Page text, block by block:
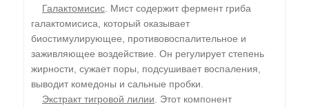
Галактомисис . Мист содержит фермент гриба
галактомисиса, который оказывает
биостимулирующее, противовоспалительное и
заживляющее воздействие. Он регулирует степень
жирности, сужает поры, подсушивает воспаления,
выводит комедоны и сальные пробки.
Экстракт тигровой лилии . Этот компонент